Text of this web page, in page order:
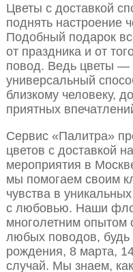
Цветы с доставкой
поднять настроение
Подобный подарок
от праздника и от
повод. Ведь цветы —
универсальный
близкому человеку,
приятных
Сервис «Палитра»
цветов с доставкой
мероприятия в
мы помогаем своим
чувства в
с любовью. Наши
многолетним
любых поводов, будь
рождения, 8 марта,
случай. Мы знаем,